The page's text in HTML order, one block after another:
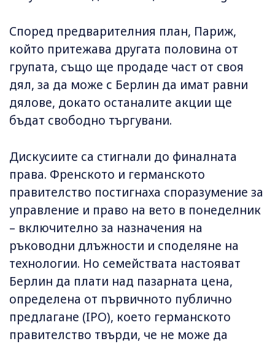
Според предварителния план, Париж,
който притежава другата половина от
групата, също ще продаде част от своя
дял, за да може с Берлин да имат равни
дялове, докато останалите акции ще
бъдат свободно търгувани.
Дискусиите са стигнали до финалната
права. Френското и германското
правителство постигнаха споразумение за
управление и право на вето в понеделник
– включително за назначения на
ръководни длъжности и споделяне на
технологии. Но семействата настояват
Берлин да плати над пазарната цена,
определена от първичното публично
предлагане (IPO), което германското
правителство твърди, че не може да